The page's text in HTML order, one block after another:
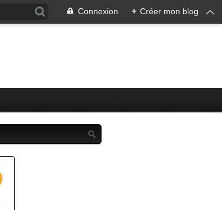
Connexion + Créer mon blog